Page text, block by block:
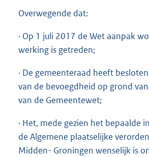
Overwegende dat:
· Op 1 juli 2017 de Wet aanpak
werking is getreden;
· De gemeenteraad heeft
van de bevoegdheid op grond
van de Gemeentewet;
· Het, mede gezien het bepaalde
de Algemene plaatselijke
Midden- Groningen wenselijk is